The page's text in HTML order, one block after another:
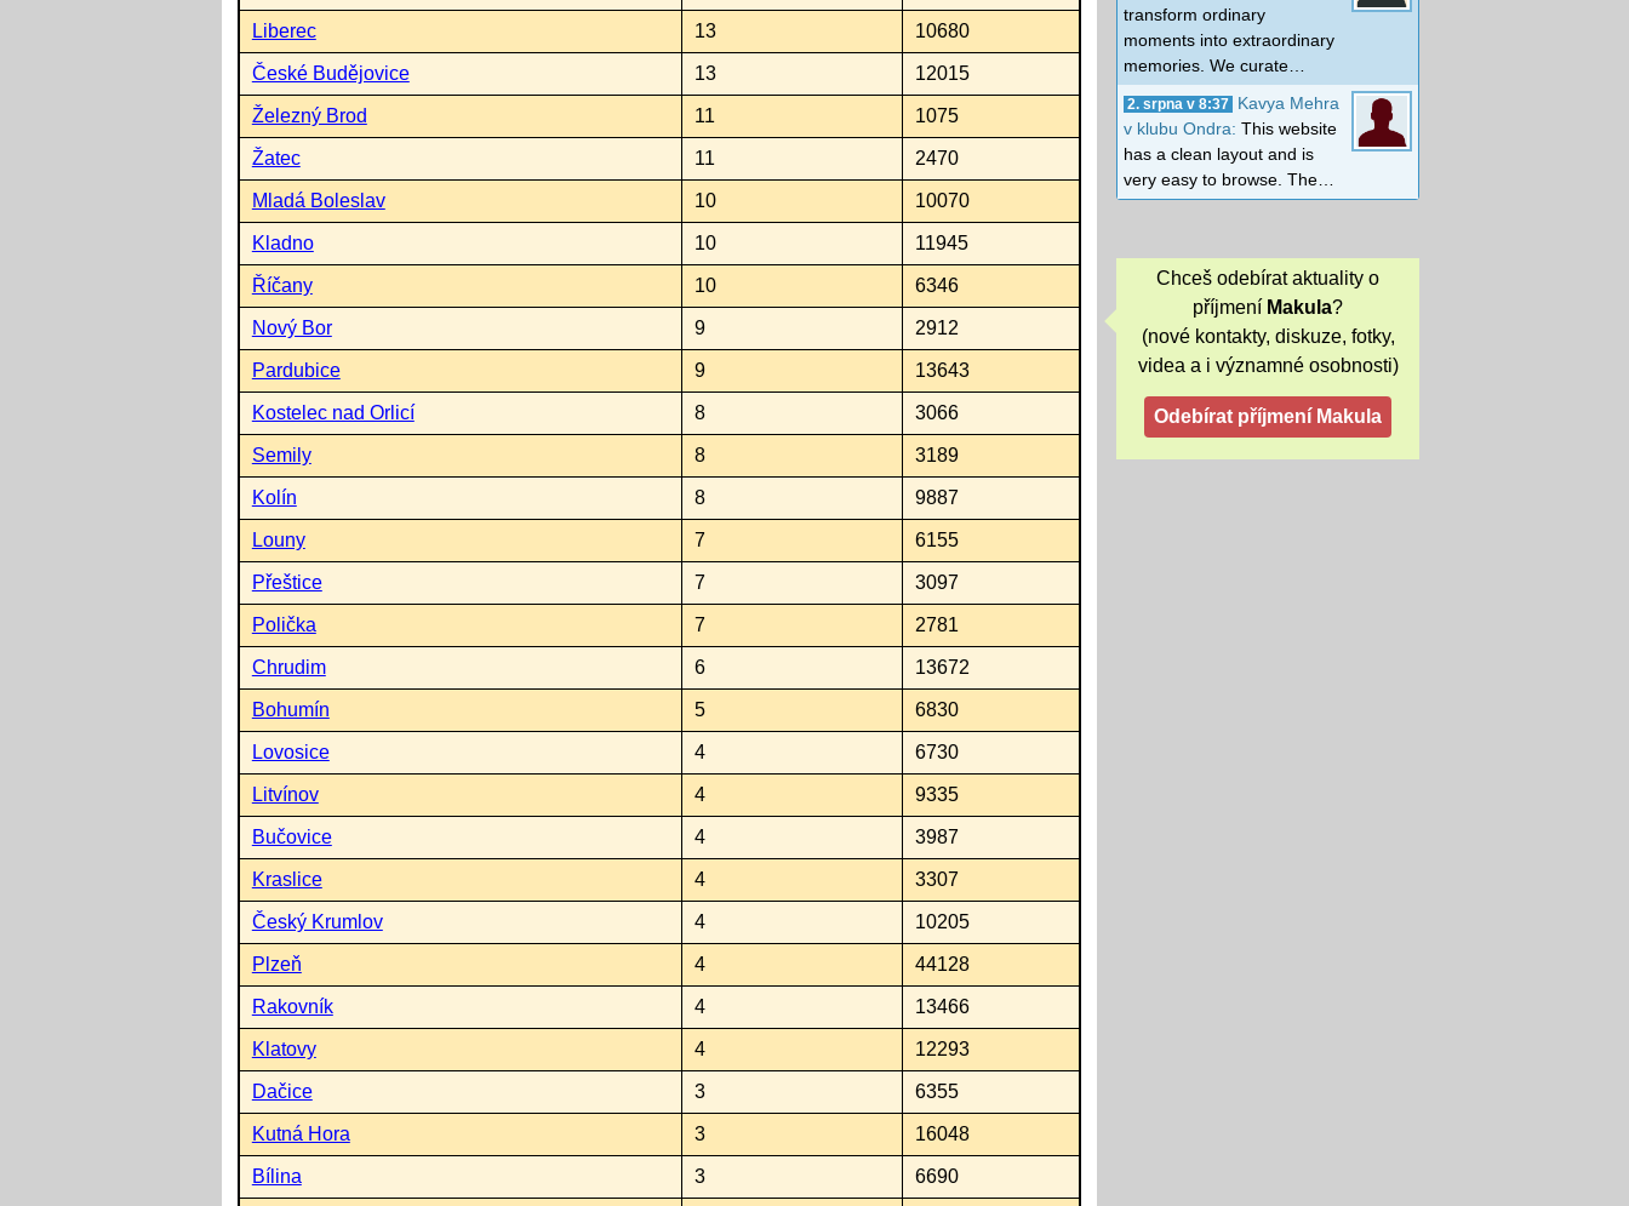
Liberec 13 10680
České Budějovice 13 12015
Železný Brod 11 1075
Žatec 11 2470
Mladá Boleslav 10 10070
Kladno 10 11945
Říčany 10 6346
Nový Bor 9 2912
Pardubice 9 13643
Kostelec nad Orlicí 8 3066
Semily 8 3189
Kolín 8 9887
Louny 7 6155
Přeštice 7 3097
Polička 7 2781
Chrudim 6 13672
Bohumín 5 6830
Lovosice 4 6730
Litvínov 4 9335
Bučovice 4 3987
Kraslice 4 3307
Český Krumlov 4 10205
Plzeň 4 44128
Rakovník 4 13466
Klatovy 4 12293
Dačice 3 6355
Kutná Hora 3 16048
Bílina 3 6690
transform ordinary
moments into extraordinary
memories. We curate…
2. srpna v 8:37
Kavya Mehra
v klubu Ondra: This website
has a clean layout and is
very easy to browse. The…
Chceš odebírat aktuality o
příjmení Makula?
(nové kontakty, diskuze, fotky,
videa a i významné osobnosti)